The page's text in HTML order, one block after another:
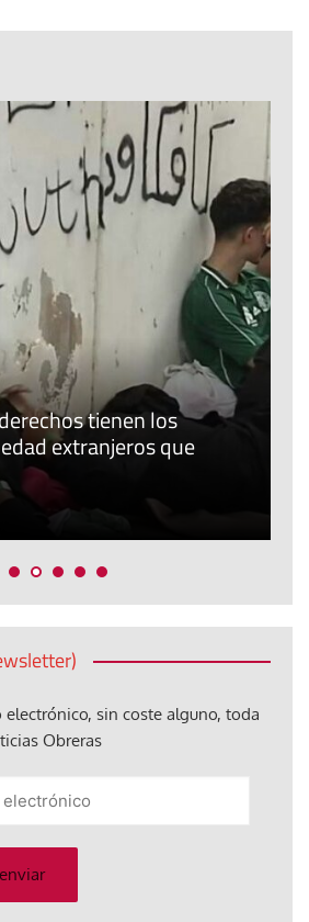
tienen los
extranjeros que
electrónico, sin coste alguno, toda
Obreras